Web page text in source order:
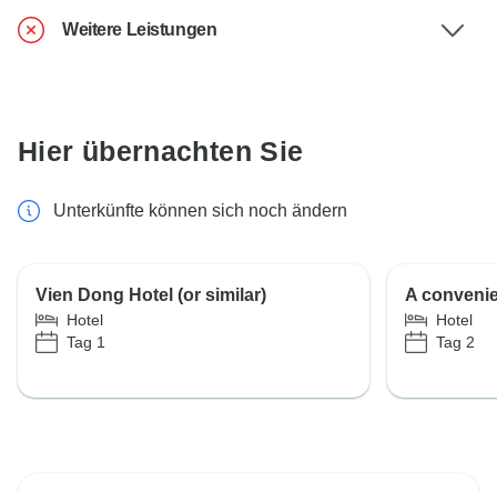
Weitere Leistungen
Hier übernachten Sie
Unterkünfte können sich noch ändern
Vien Dong Hotel (or similar)
Hotel
Tag 1
A
Hotel
Tag 2